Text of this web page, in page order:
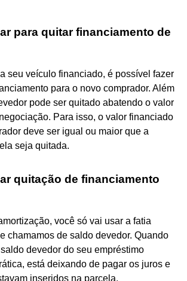
para quitar financiamento de
seu veículo financiado, é possível fazer
para o novo comprador. Além
pode ser quitado abatendo o valor
Para isso, o valor financiado
deve ser igual ou maior que a
seja quitada.
quitação de financiamento
você só vai usar a fatia
chamamos de saldo devedor. Quando
devedor do seu empréstimo
está deixando de pagar os juros e
inseridos na parcela.